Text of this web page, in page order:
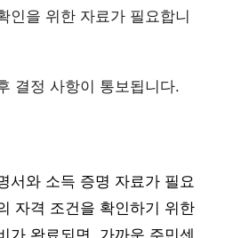
인을 위한 자료가 필요합니
결정 사항이 통보됩니다.
서와 소득 증명 자료가 필요
자격 조건을 확인하기 위한